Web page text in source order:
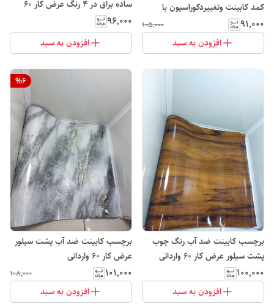
کمد کابینت وتغییردکوراسیون با
کمترین هزینه عرض کار ۶۰
۹۱٬۰۰۰ ۱۰۵٬۰۰۰
افزودن به سبد
ساده براق در ۴ رنگ عرض کار ۶۰
۹۶٬۰۰۰
افزودن به سبد
برچسب کابینت ضد آب رنگ چوب
پشت سیلور عرض کار 60 وارداتی
۱۰۰٬۰۰۰
افزودن به سبد
%6
برچسب کابینت ضد آب پشت سیلور
عرض کار 60 وارداتی
۱۰۱٬۰۰۰ ۱۰۸٬۰۰۰
افزودن به سبد